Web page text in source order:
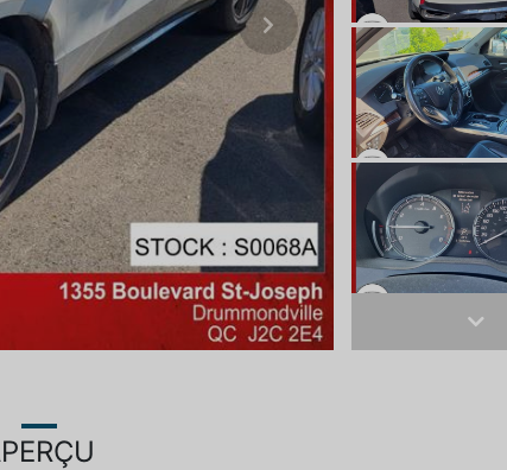
Next
Next